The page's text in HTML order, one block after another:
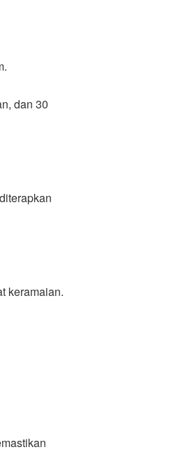
dan 30
keramaian.